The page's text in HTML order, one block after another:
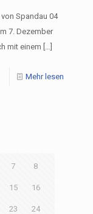
Spandau 04
7. Dezember
mit einem […]
Mehr lesen
7 8
15 16
23 24